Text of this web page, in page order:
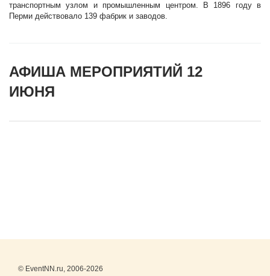
транспортным узлом и промышленным центром. В 1896 году в
Перми действовало 139 фабрик и заводов.
АФИША МЕРОПРИЯТИЙ 12
ИЮНЯ
© EventNN.ru, 2006-2026